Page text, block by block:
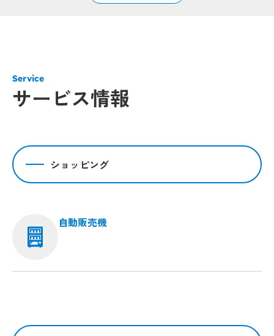
Service
サービス情報
ショッピング
自動販売機